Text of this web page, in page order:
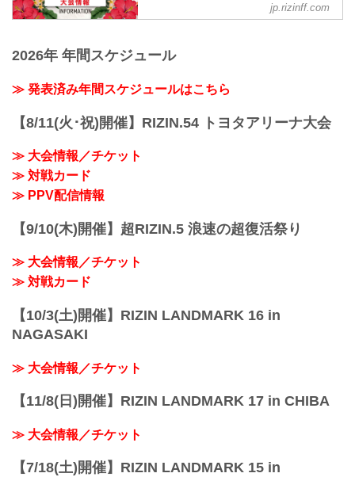
＼
�：沖縄アリーナ
�チケット一般発売 10/31(日)~
pic.twitter.com/pq0DaikQpC
2021年11月20日（土）12:30開場 / 14:00
jp.rizinff.com
2026年 年間スケジュール
≫ 発表済み年間スケジュールはこちら
【8/11(火･祝)開催】RIZIN.54 トヨタアリーナ大会
≫ 大会情報／チケット
≫ 対戦カード
≫ PPV配信情報
【9/10(木)開催】超RIZIN.5 浪速の超復活祭り
≫ 大会情報／チケット
≫ 対戦カード
【10/3(土)開催】RIZIN LANDMARK 16 in
NAGASAKI
≫ 大会情報／チケット
【11/8(日)開催】RIZIN LANDMARK 17 in CHIBA
≫ 大会情報／チケット
【7/18(土)開催】RIZIN LANDMARK 15 in